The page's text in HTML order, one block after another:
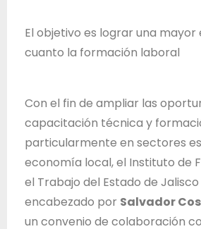
e
l
a
b
a
j
o
d
El objetivo es lograr una mayor
cuanto la formación laboral
Con el fin de ampliar las
capacitación técnica y
particularmente en sectores
economía local, el Instituto de
el Trabajo del Estado de
encabezado por Salvador
un convenio de colaboración